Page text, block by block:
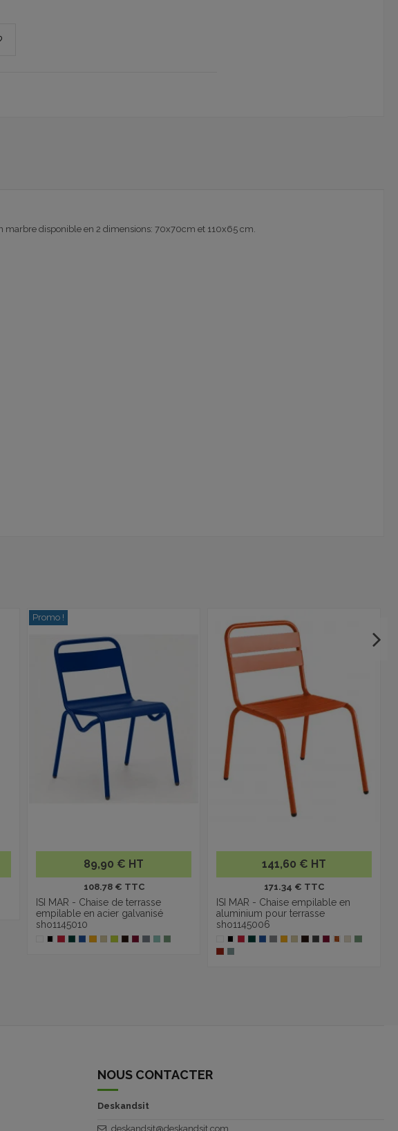
disponible en 2 dimensions: 70x70cm et 110x65 cm.
Promo !
89,90 € HT
108.78 € TTC
ISI MAR - Chaise de terrasse
empilable en acier galvanisé
sho1145010
141,60 € HT
171.34 € TTC
ISI MAR - Chaise empilable en
aluminium pour terrasse
sho1145006
NOUS CONTACTER
Deskandsit
deskandsit@deskandsit.com